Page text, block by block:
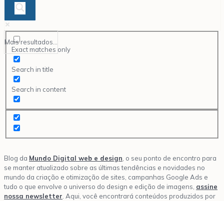
Mais resultados...
Exact matches only
Search in title
Search in content
Blog da Mundo Digital web e design, o seu ponto de encontro para
se manter atualizado sobre as últimas tendências e novidades no
mundo da criação e otimização de sites, campanhas Google Ads e
tudo o que envolve o universo do design e edição de imagens, assine
nossa newsletter. Aqui, você encontrará conteúdos produzidos por